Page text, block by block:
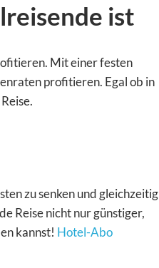
ist
Mit einer festen
profitieren. Egal ob in
zu senken und gleichzeitig
Reise nicht nur günstiger,
kannst! Hotel-Abo